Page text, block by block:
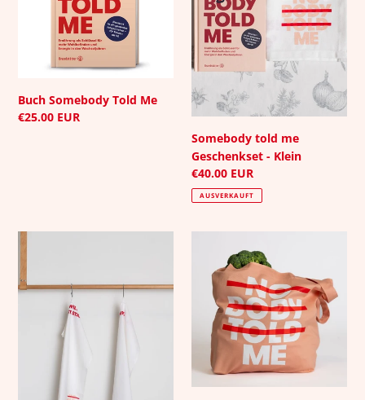
i
e
:
Buch Somebody Told Me
Normaler
€25.00 EUR
Klein
Somebody told me
Geschenkset - Klein
Normaler
Preis
€40.00 EUR
AUSVERKAUFT
2er
Set
Bag